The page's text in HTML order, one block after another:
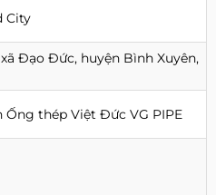
City
Đạo Đức, huyện Bình Xuyên,
Ống thép Việt Đức VG PIPE